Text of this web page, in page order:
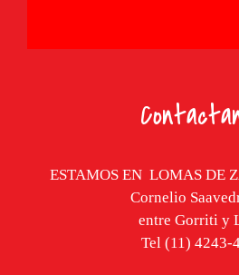
ESTAMOS EN LOMAS DE
Cornelio
entre Gorriti y
Tel (11) 4243-